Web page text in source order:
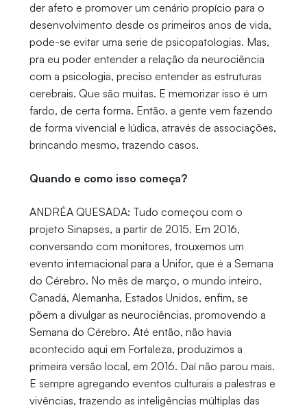
der afeto e promover um cenário propício para o
desenvolvimento desde os primeiros anos de vida,
pode-se evitar uma serie de psicopatologias. Mas,
pra eu poder entender a relação da neurociência
com a psicologia, preciso entender as estruturas
cerebrais. Que são muitas. E memorizar isso é um
fardo, de certa forma. Então, a gente vem fazendo
de forma vivencial e lúdica, através de associações,
brincando mesmo, trazendo casos.
Quando e como isso começa?
ANDRÉA QUESADA: Tudo começou com o
projeto Sinapses, a partir de 2015. Em 2016,
conversando com monitores, trouxemos um
evento internacional para a Unifor, que é a Semana
do Cérebro. No mês de março, o mundo inteiro,
Canadá, Alemanha, Estados Unidos, enfim, se
põem a divulgar as neurociências, promovendo a
Semana do Cérebro. Até então, não havia
acontecido aqui em Fortaleza, produzimos a
primeira versão local, em 2016. Daí não parou mais.
E sempre agregando eventos culturais a palestras e
vivências, trazendo as inteligências múltiplas das